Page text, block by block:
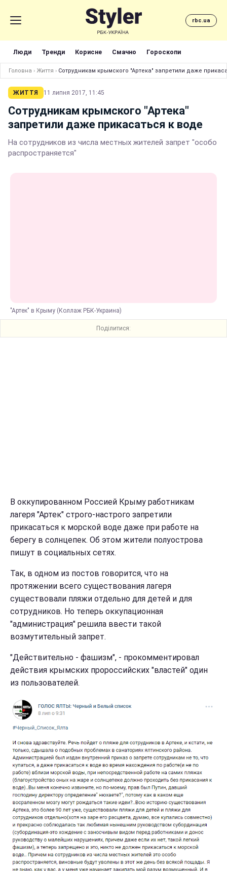
rbc.ua
Люди Тренди Корисне Смачно Гороскопи
Головна › Життя › Сотрудникам крымского "Артека" запретили даже
ЖИТТЯ 11 липня 2017, 11:45
Сотрудникам крымского "Артека"
запретили даже прикасаться к воде
На сотрудников из числа местных жителей запрет "особо
распространяется"
"Артек" в Крыму (Коллаж РБК-Украина)
Поділитися:
В оккупированном Россией Крыму работникам
лагеря "Артек" строго-настрого запретили
прикасаться к морской воде даже при работе на
берегу в солнцепек. Об этом жители полуострова
пишут в социальных сетях.
Так, в одном из постов говорится, что на
протяжении всего существования лагеря
существовали пляжи отдельно для детей и для
сотрудников. Но теперь оккупационная
"администрация" решила ввести такой
возмутительный запрет.
"Действительно - фашизм", - прокомментировал
действия крымских пророссийских "властей" один
из пользователей.